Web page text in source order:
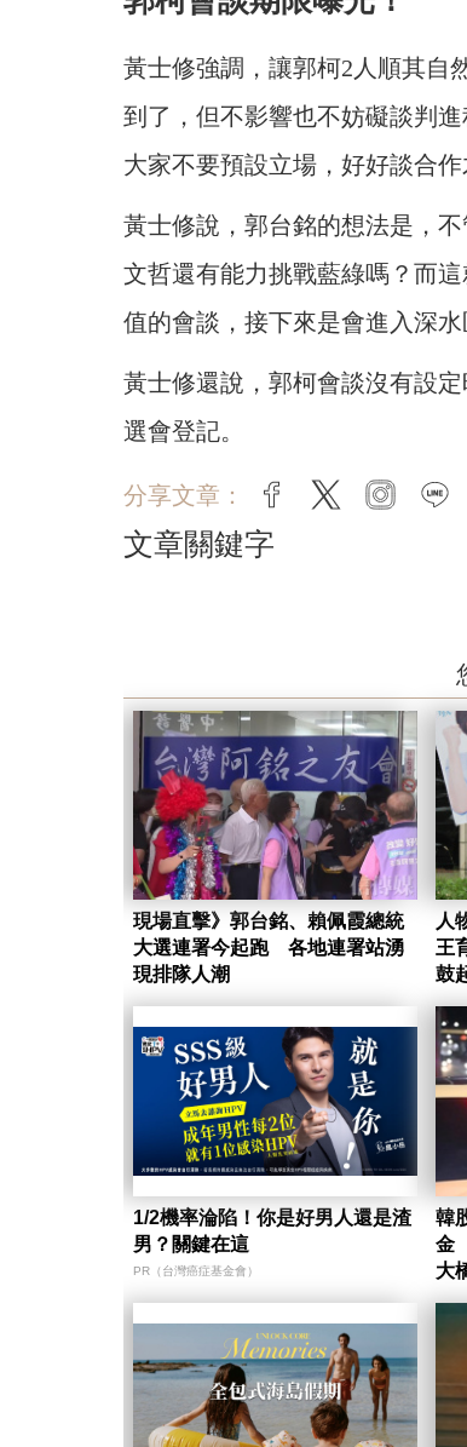
黃士修強調，讓郭柯2人順其自
到了，但不影響也不妨礙談判
大家不要預設立場，好好談合作
黃士修說，郭台銘的想法是，
文哲還有能力挑戰藍綠嗎？而
值的會談，接下來是會進入深
黃士修還說，郭柯會談沒有設
選會登記。
分享文章： facebook
twitter
文章關鍵字
現場直擊》郭台銘、賴佩霞總統
大選連署今起跑 各地連署站湧
現排隊人潮
人
王
鼓
1/2機率淪陷！你是好男人還是渣
男？關鍵在這
PR（台灣癌症基金會）
韓
金
大